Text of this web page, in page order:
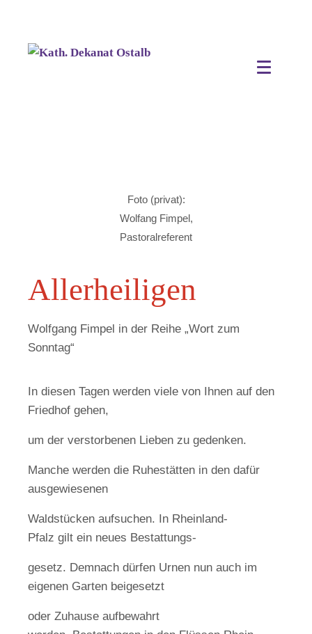
Foto (privat):
Wolfang Fimpel,
Pastoralreferent
Allerheiligen
Wolfgang Fimpel in der Reihe „Wort zum
Sonntag“
In diesen Tagen werden viele von Ihnen auf den
Friedhof gehen,
um der verstorbenen Lieben zu gedenken.
Manche werden die Ruhestätten in den dafür
ausgewiesenen
Waldstücken aufsuchen. In Rheinland-
Pfalz gilt ein neues Bestattungs-
gesetz. Demnach dürfen Urnen nun auch im
eigenen Garten beigesetzt
oder Zuhause aufbewahrt